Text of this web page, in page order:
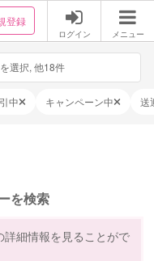
登録
ログイン メニュー
選択, 他18件
中 キャンペーン中 送
を検索
細情報を見ることがで